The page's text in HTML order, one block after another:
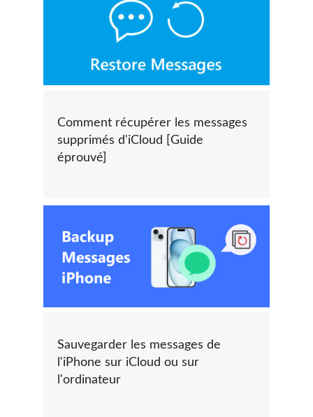
Comment récupérer les messages
supprimés d'iCloud [Guide
éprouvé]
Sauvegarder les messages de
l'iPhone sur iCloud ou sur
l'ordinateur